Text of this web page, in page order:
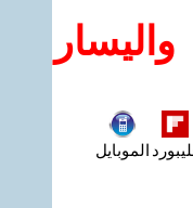
الموبايل